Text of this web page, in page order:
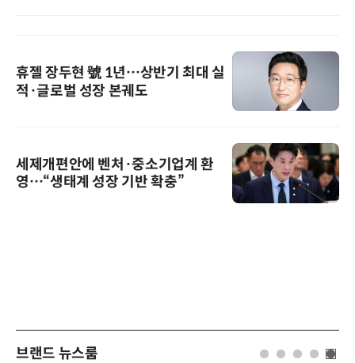
휴젤 장두현 號 1년…상반기 최대 실
적·글로벌 성장 본궤도
세제개편안에 벤처·중소기업계 환
영…“생태계 성장 기반 확충”
브랜드 뉴스룸